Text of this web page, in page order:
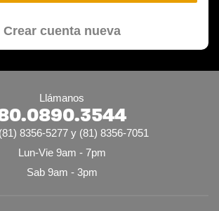
Crear cuenta nueva
Llámanos
8356-5277 y (81) 8356-7051
Lun-Vie 9am - 7pm
Sab 9am - 3pm